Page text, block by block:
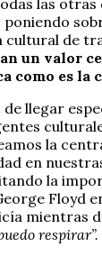
cultural de
un valor
como es la
de llegar
la
en
la
Floyd
mientras
respirar”.